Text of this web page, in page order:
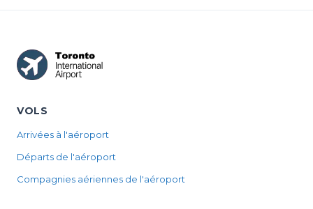
VOLS
Arrivées à l'aéroport
Départs de l'aéroport
Compagnies aériennes de l'aéroport